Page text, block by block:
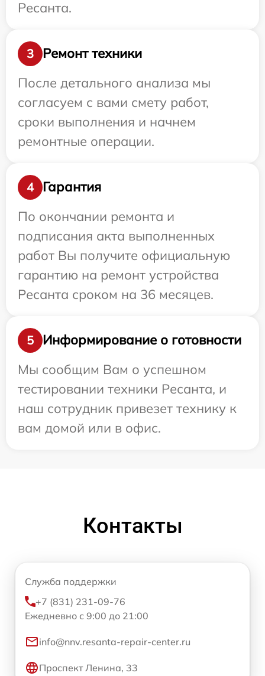
Ресанта.
3
Ремонт техники
После детального анализа мы
согласуем с вами смету работ,
сроки выполнения и начнем
ремонтные операции.
4
Гарантия
По окончании ремонта и
подписания акта выполненных
работ Вы получите официальную
гарантию на ремонт устройства
Ресанта сроком на 36 месяцев.
5
Информирование о готовности
Мы сообщим Вам о успешном
тестировании техники Ресанта, и
наш сотрудник привезет технику к
вам домой или в офис.
Контакты
Служба поддержки
+7 (831) 231-09-76
Ежедневно с 9:00 до 21:00
info@nnv.resanta-repair-center.ru
Проспект Ленина, 33